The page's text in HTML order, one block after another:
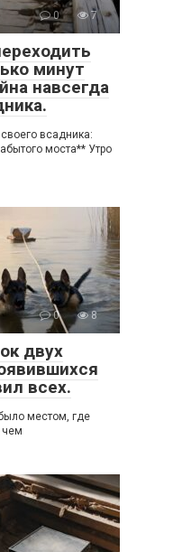
0 7
минут
навсегда
всадника:
моста** Утро
0 8
двух
всех.
местом, где
чем